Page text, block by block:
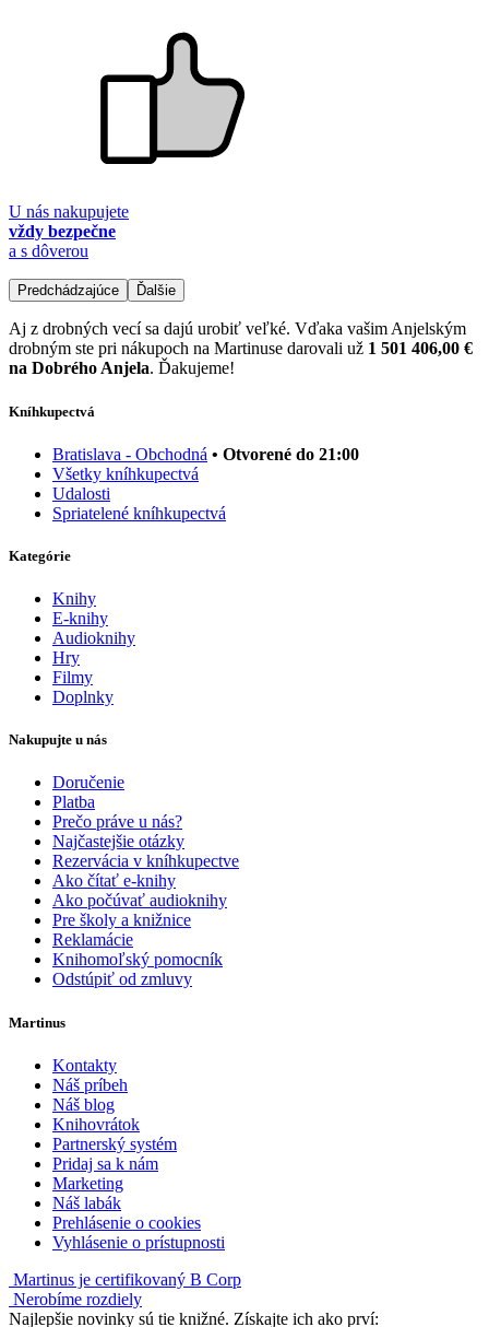
U nás nakupujete
vždy bezpečne
a s dôverou
Predchádzajúce Ďalšie
Aj z drobných vecí sa dajú urobiť veľké. Vďaka vašim Anjelským
drobným ste pri nákupoch na Martinuse darovali už 1 501 406,00 €
na Dobrého Anjela. Ďakujeme!
Kníhkupectvá
Bratislava - Obchodná • Otvorené do 21:00
Všetky kníhkupectvá
Udalosti
Spriatelené kníhkupectvá
Kategórie
Knihy
E-knihy
Audioknihy
Hry
Filmy
Doplnky
Nakupujte u nás
Doručenie
Platba
Prečo práve u nás?
Najčastejšie otázky
Rezervácia v kníhkupectve
Ako čítať e-knihy
Ako počúvať audioknihy
Pre školy a knižnice
Reklamácie
Knihomoľský pomocník
Odstúpiť od zmluvy
Martinus
Kontakty
Náš príbeh
Náš blog
Knihovrátok
Partnerský systém
Pridaj sa k nám
Marketing
Náš labák
Prehlásenie o cookies
Vyhlásenie o prístupnosti
Martinus je certifikovaný B Corp
Nerobíme rozdiely
Najlepšie novinky sú tie knižné. Získajte ich ako prví: